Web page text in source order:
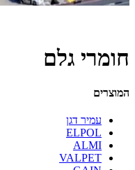
חומרי גלם
המוצרים
עמיר דגן
ELPOL
ALMI
VALPET